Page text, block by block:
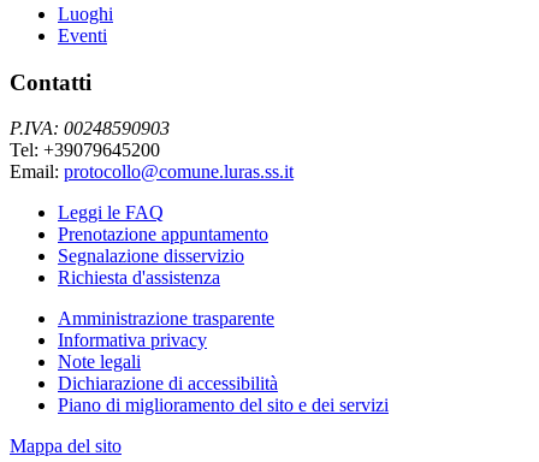
Luoghi
Eventi
Contatti
P.IVA: 00248590903
Tel: +39079645200
Email: protocollo@comune.luras.ss.it
Leggi le FAQ
Prenotazione appuntamento
Segnalazione disservizio
Richiesta d'assistenza
Amministrazione trasparente
Informativa privacy
Note legali
Dichiarazione di accessibilità
Piano di miglioramento del sito e dei servizi
Mappa del sito